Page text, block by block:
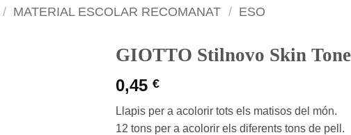
/ MATERIAL ESCOLAR RECOMANAT / ESO
GIOTTO Stilnovo Skin
0,45 €
Llapis per a acolorir tots els matisos del món.
12 tons per a acolorir els diferents tons de pell.